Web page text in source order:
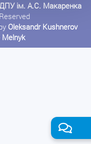
ім. А.С. Макаренка
Oleksandr Kushnerov
Melnyk